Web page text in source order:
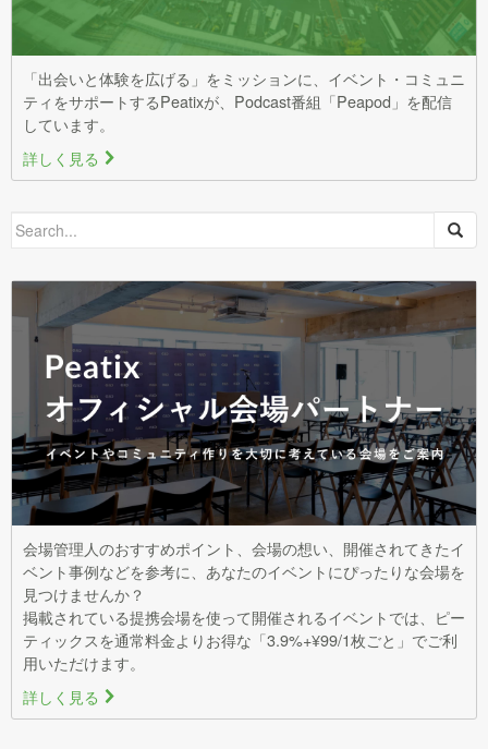
「出会いと体験を広げる」をミッションに、イベント・コミュニ
ティをサポートするPeatixが、Podcast番組「Peapod」を配信
しています。
詳しく見る >
Search
会場管理人のおすすめポイント、会場の想い、開催されてきたイ
ベント事例などを参考に、あなたのイベントにぴったりな会場を
見つけませんか？
掲載されている提携会場を使って開催されるイベントでは、ピー
ティックスを通常料金よりお得な「3.9%+¥99/1枚ごと」でご利
用いただけます。
詳しく見る >